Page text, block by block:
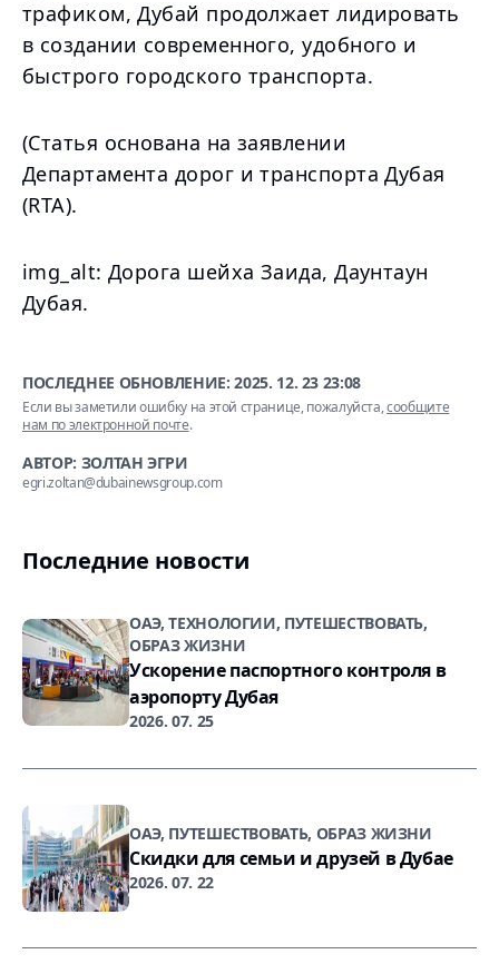
трафиком, Дубай продолжает лидировать
в создании современного, удобного и
быстрого городского транспорта.
(Статья основана на заявлении
Департамента дорог и транспорта Дубая
(RTA).
img_alt: Дорога шейха Заида, Даунтаун
Дубая.
ПОСЛЕДНЕЕ ОБНОВЛЕНИЕ:2025. 12. 23 23:08
Если вы заметили ошибку на этой странице, пожалуйста,сообщите
нам по электронной почте.
АВТОР: ЗОЛТАН ЭГРИ
egri.zoltan@dubainewsgroup.com
Последние новости
ОАЭ, ТЕХНОЛОГИИ, ПУТЕШЕСТВОВАТЬ,
ОБРАЗ ЖИЗНИ
Ускорение паспортного контроля в
аэропорту Дубая
2026. 07. 25
ОАЭ, ПУТЕШЕСТВОВАТЬ, ОБРАЗ ЖИЗНИ
Скидки для семьи и друзей в Дубае
2026. 07. 22